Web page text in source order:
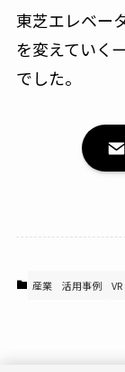
東芝エレベー
を変えていく
でした。
産業 活用事例 VR